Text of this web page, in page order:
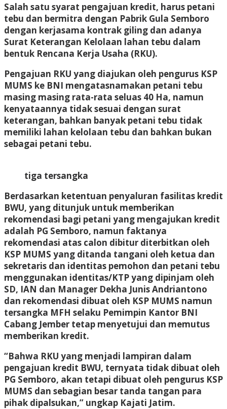
Salah satu syarat pengajuan kredit, harus petani
tebu dan bermitra dengan Pabrik Gula Semboro
dengan kerjasama kontrak giling dan adanya
Surat Keterangan Kelolaan lahan tebu dalam
bentuk Rencana Kerja Usaha (RKU).
Pengajuan RKU yang diajukan oleh pengurus KSP
MUMS ke BNI mengatasnamakan petani tebu
masing masing rata-rata seluas 40 Ha, namun
kenyataannya tidak sesuai dengan surat
keterangan, bahkan banyak petani tebu tidak
memiliki lahan kelolaan tebu dan bahkan bukan
sebagai petani tebu.
tiga tersangka
Berdasarkan ketentuan penyaluran fasilitas kredit
BWU, yang ditunjuk untuk memberikan
rekomendasi bagi petani yang mengajukan kredit
adalah PG Semboro, namun faktanya
rekomendasi atas calon dibitur diterbitkan oleh
KSP MUMS yang ditanda tangani oleh ketua dan
sekretaris dan identitas pemohon dan petani tebu
menggunakan identitas/KTP yang dipinjam oleh
SD, IAN dan Manager Dekha Junis Andriantono
dan rekomendasi dibuat oleh KSP MUMS namun
tersangka MFH selaku Pemimpin Kantor BNI
Cabang Jember tetap menyetujui dan memutus
memberikan kredit.
“Bahwa RKU yang menjadi lampiran dalam
pengajuan kredit BWU, ternyata tidak dibuat oleh
PG Semboro, akan tetapi dibuat oleh pengurus KSP
MUMS dan sebagian besar tanda tangan para
pihak dipalsukan,” ungkap Kajati Jatim.